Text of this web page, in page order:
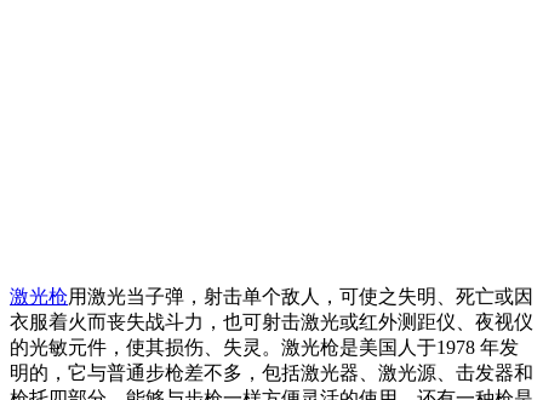
激光枪用激光当子弹，射击单个敌人，可使之失明、死亡或因
衣服着火而丧失战斗力，也可射击激光或红外测距仪、夜视仪
的光敏元件，使其损伤、失灵。激光枪是美国人于1978 年发
明的，它与普通步枪差不多，包括激光器、激光源、击发器和